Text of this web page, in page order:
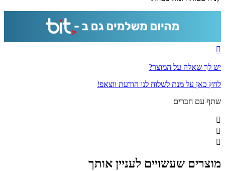
זכוכית
יש לך שאלה על המוצר?
לחץ כאן על מנת לשלוח לנו הודעת ווצאפ!
שתף עם חברים
מוצרים שעשויים לעניין אותך